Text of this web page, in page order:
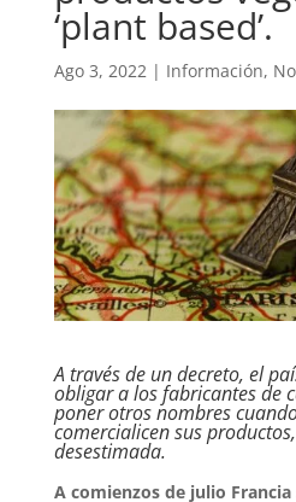
‘plant based’.
Ago 3, 2022| Información,
A través de un decreto, el
obligar a los fabricantes de
poner otros nombres
comercialicen sus
desestimada.
A comienzos de julio